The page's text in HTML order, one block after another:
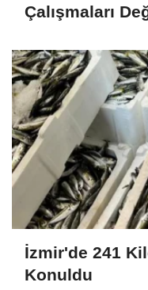
Çalışmaları
İzmir'de 241
Konuldu